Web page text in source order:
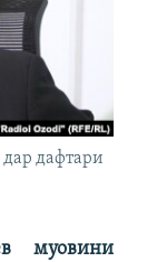
дафтари
муовини